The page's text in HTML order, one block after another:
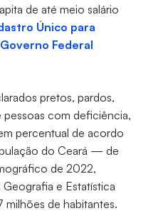
de até meio salário
Único para
Federal
pretos, pardos,
pessoas com deficiência,
percentual de acordo
do Ceará — de
de 2022,
e Estatística
milhões de habitantes.